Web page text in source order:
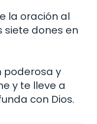
la oración al
siete dones en
poderosa y
y te lleve a
con Dios.